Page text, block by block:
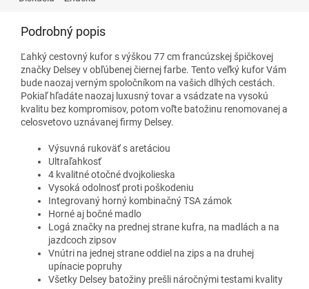
Podrobný popis
Ľahký cestovný kufor s výškou 77 cm francúzskej špičkovej
značky Delsey v obľúbenej čiernej farbe. Tento veľký kufor Vám
bude naozaj verným spoločníkom na vašich dlhých cestách.
Pokiaľ hľadáte naozaj luxusný tovar a vsádzate na vysokú
kvalitu bez kompromisov, potom voľte batožinu renomovanej a
celosvetovo uznávanej firmy Delsey.
Výsuvná rukoväť s aretáciou
Ultraľahkosť
4 kvalitné otočné dvojkolieska
Vysoká odolnosť proti poškodeniu
Integrovaný horný kombinačný TSA zámok
Horné aj bočné madlo
Logá značky na prednej strane kufra, na madlách a na
jazdcoch zipsov
Vnútri na jednej strane oddiel na zips a na druhej
upínacie popruhy
Všetky Delsey batožiny prešli náročnými testami kvality